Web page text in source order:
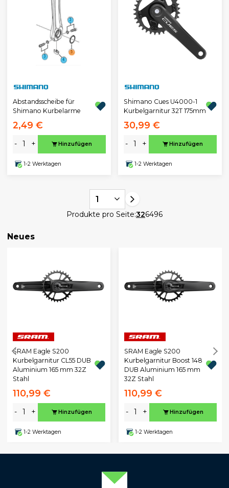
Abstandsscheibe für
Shimano Kurbelarme
2,49 €
- + Hinzufügen
1-2 Werktagen
Shimano Cues U4000-1
Kurbelgarnitur 32T 175mm
30,99 €
- + Hinzufügen
1-2 Werktagen
1
Produkte pro Seite:326496
Neues
SRAM Eagle S200
Kurbelgarnitur CL55 DUB
Aluminium 165 mm 32Z
Stahl
110,99 €
- + Hinzufügen
1-2 Werktagen
SRAM Eagle S200
Kurbelgarnitur Boost 148
DUB Aluminium 165 mm
32Z Stahl
110,99 €
- + Hinzufügen
1-2 Werktagen